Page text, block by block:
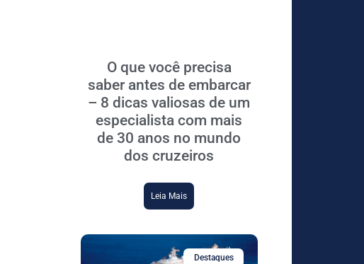
O que você precisa
saber antes de embarcar
– 8 dicas valiosas de um
especialista com mais
de 30 anos no mundo
dos cruzeiros
Leia Mais
Destaques